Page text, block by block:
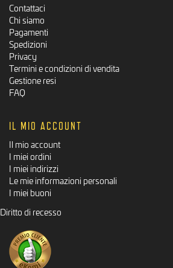
Contattaci
Chi siamo
Pagamenti
Spedizioni
Privacy
Termini e condizioni di vendita
Gestione resi
FAQ
IL MIO ACCOUNT
Il mio account
I miei ordini
I miei indirizzi
Le mie informazioni personali
I miei buoni
Diritto di recesso